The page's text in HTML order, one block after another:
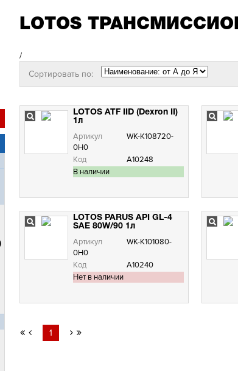
LOTOS
/
Сортировать по:
LOTOS ATF IID (Dexron II)
1л
Артикул
WK-K108720-
0H0
Код
А10248
В наличии
LOTOS PARUS API GL-4
SAE 80W/90 1л
Артикул
WK-K101080-
0H0
Код
А10240
Нет в наличии
1